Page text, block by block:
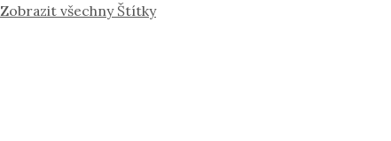
Zobrazit všechny Štítky